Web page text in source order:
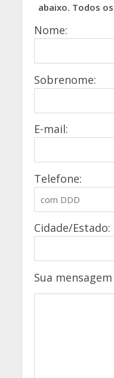
abaixo. Todos
Nome:
Sobrenome:
E-mail:
Telefone:
Cidade/Estado:
Sua mensagem